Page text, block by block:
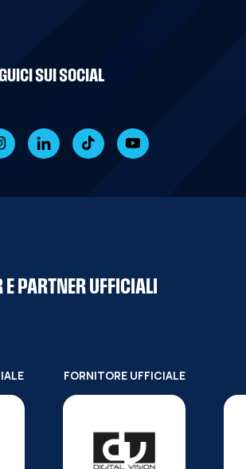
SUI SOCIAL
PARTNER UFFICIALI
FORNITORE UFFICIALE